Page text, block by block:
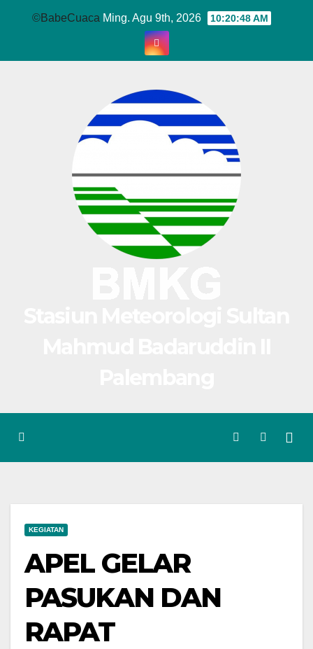
©BabeCuaca Ming. Agu 9th, 2026 10:20:49 AM
KEGIATAN
APEL GELAR
PASUKAN DAN
RAPAT